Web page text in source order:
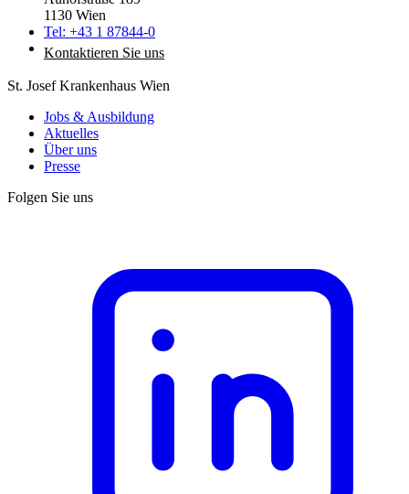
1130 Wien
Tel: +43 1 87844-0
Kontaktieren Sie uns
St. Josef Krankenhaus Wien
Jobs & Ausbildung
Aktuelles
Über uns
Presse
Folgen Sie uns